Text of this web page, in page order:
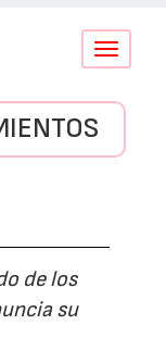
Conmutar
de los
su